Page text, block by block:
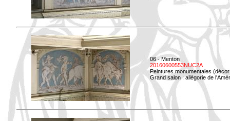
06 - Menton
20160600553NUC2A
Peintures monumentales
Grand salon : allégorie de